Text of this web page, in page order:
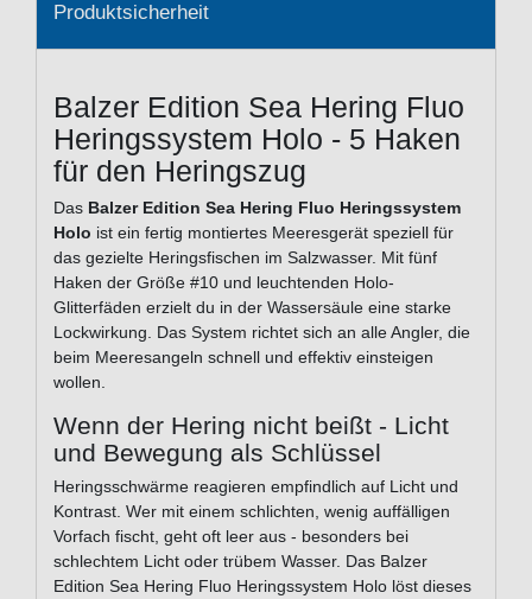
Produktsicherheit
Balzer Edition Sea Hering Fluo
Heringssystem Holo - 5 Haken
für den Heringszug
Das Balzer Edition Sea Hering Fluo Heringssystem
Holo ist ein fertig montiertes Meeresgerät speziell für
das gezielte Heringsfischen im Salzwasser. Mit fünf
Haken der Größe #10 und leuchtenden Holo-
Glitterfäden erzielt du in der Wassersäule eine starke
Lockwirkung. Das System richtet sich an alle Angler, die
beim Meeresangeln schnell und effektiv einsteigen
wollen.
Wenn der Hering nicht beißt - Licht
und Bewegung als Schlüssel
Heringsschwärme reagieren empfindlich auf Licht und
Kontrast. Wer mit einem schlichten, wenig auffälligen
Vorfach fischt, geht oft leer aus - besonders bei
schlechtem Licht oder trübem Wasser. Das Balzer
Edition Sea Hering Fluo Heringssystem Holo löst dieses